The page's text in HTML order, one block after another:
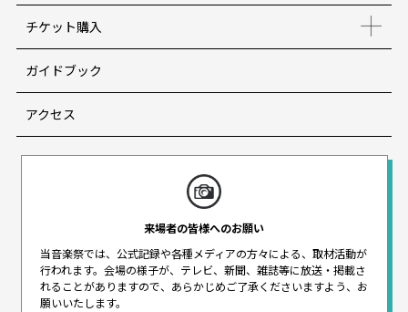
チケット購入
ガイドブック
アクセス
来場者の皆様へのお願い
当音楽祭では、公式記録や各種メディアの方々による、取材活動が
行われます。 会場の様子が、テレビ、新聞、雑誌等に放送・掲載さ
れることがありますので、 あらかじめご了承くださいますよう、お
願いいたします。